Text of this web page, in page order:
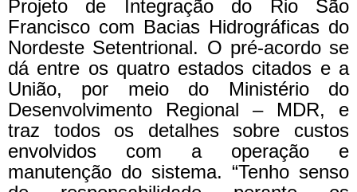
Projeto de Integração do Rio São
Francisco com Bacias Hidrográficas do
Nordeste Setentrional. O pré-acordo se
dá entre os quatro estados citados e a
União, por meio do Ministério do
Desenvolvimento Regional – MDR, e
traz todos os detalhes sobre custos
envolvidos com a operação e
manutenção do sistema. “Tenho senso